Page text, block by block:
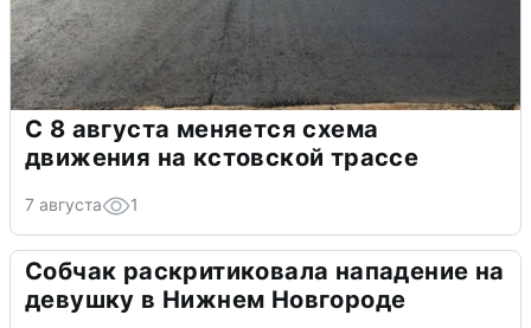
С 8 августа меняется схема
движения на кстовской трассе
7 августа 1
Собчак раскритиковала нападение на
девушку в Нижнем Новгороде